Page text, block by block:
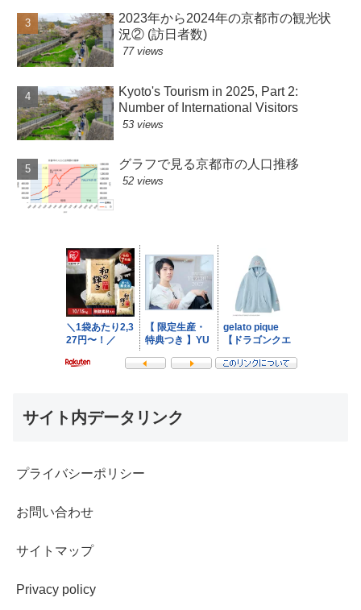
2023年から2024年の京都市の観光状
況② (訪日者数)
77 views
Kyoto's Tourism in 2025, Part 2:
Number of International Visitors
53 views
グラフで見る京都市の人口推移
52 views
サイト内データリンク
プライバシーポリシー
お問い合わせ
サイトマップ
Privacy policy